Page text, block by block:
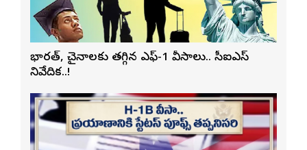
భారత్, చైనాలకు తగ్గిన ఎఫ్-1 వీసాలు.. సీఐఎస్
నివేదిక..!